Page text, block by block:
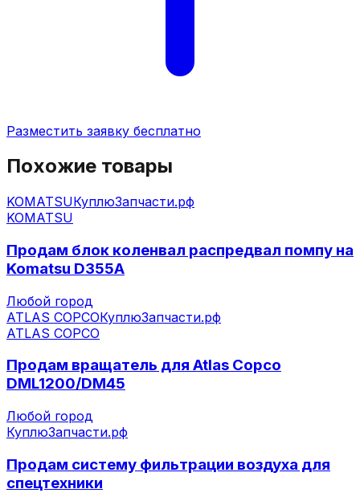
Разместить заявку бесплатно
Похожие товары
KOMATSUКуплюЗапчасти.рф
KOMATSU
Продам блок коленвал распредвал помпу на
Komatsu D355A
Любой город
ATLAS COPCOКуплюЗапчасти.рф
ATLAS COPCO
Продам вращатель для Atlas Copco
DML1200/DM45
Любой город
КуплюЗапчасти.рф
Продам систему фильтрации воздуха для
спецтехники